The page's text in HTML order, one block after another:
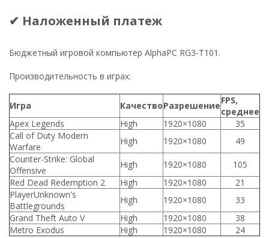
✔ Наложенный платеж
Бюджетный игровой компьютер AlphaPC RG3-T101.
Производительность в играх:
Игра КачествоРазрешениеFPS,
среднее
Apex Legends
High 1920×1080
35
Call of Duty Modern
Warfare
High 1920×1080
49
Counter-Strike: Global
Offensive
High 1920×1080
105
Red Dead Redemption 2
High 1920×1080
21
PlayerUnknown's
Battlegrounds
High 1920×1080
33
Grand Theft Auto V
High 1920×1080
38
Metro Exodus
High 1920×1080 24